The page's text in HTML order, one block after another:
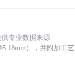
专业数据来源
），并附加工艺